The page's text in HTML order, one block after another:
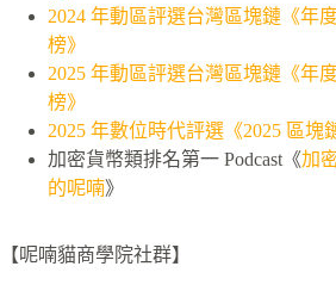
2024 年動區評選台灣區塊鏈《年
榜》
2025 年動區評選台灣區塊鏈《年
榜》
2025 年數位時代評選《2025 區塊
加密貨幣類排名第一 Podcast《加
的呢喃》
【呢喃貓商學院社群】